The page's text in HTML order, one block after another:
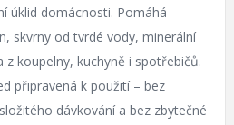
úklid domácnosti. Pomáhá
skvrny od tvrdé vody, minerální
z koupelny, kuchyně i spotřebičů.
připravená k použití – bez
dávkování a bez zbytečné